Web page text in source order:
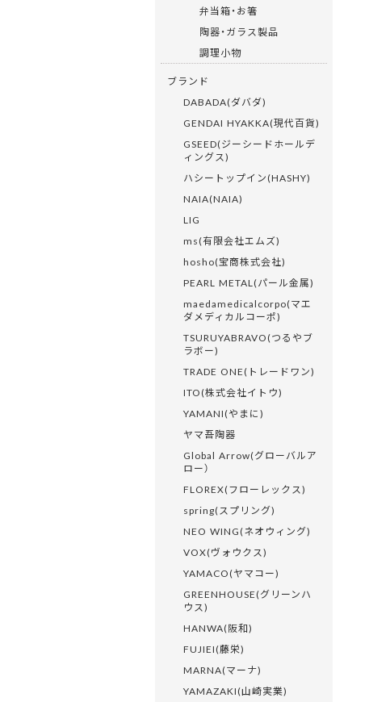
弁当箱・お箸
陶器・ガラス製品
調理小物
ブランド
DABADA(ダバダ)
GENDAI HYAKKA(現代百貨)
GSEED(ジーシードホールデ
ィングス)
ハシートップイン(HASHY)
NAIA(NAIA)
LIG
ms(有限会社エムズ)
hosho(宝商株式会社)
PEARL METAL(パール金属)
maedamedicalcorpo(マエ
ダメディカルコーポ)
TSURUYABRAVO(つるやブ
ラボー)
TRADE ONE(トレードワン)
ITO(株式会社イトウ)
YAMANI(やまに)
ヤマ吾陶器
Global Arrow(グローバルア
ロー）
FLOREX(フローレックス)
spring(スプリング)
NEO WING(ネオウィング)
VOX(ヴォウクス)
YAMACO(ヤマコー)
GREENHOUSE(グリーンハ
ウス)
HANWA(阪和)
FUJIEI(藤栄)
MARNA(マーナ)
YAMAZAKI(山崎実業)